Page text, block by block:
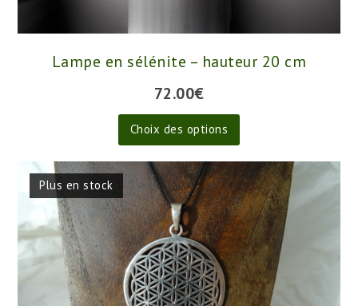
Lampe en sélénite – hauteur 20 cm
72.00€
Choix des options
Ce
produit
a
plusieurs
variations.
Les
options
peuvent
Plus en stock